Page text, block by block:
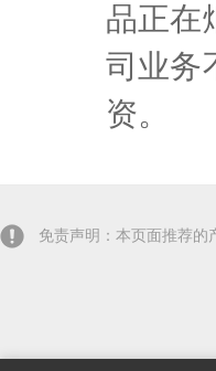
品正在
司业务
资。
免责声明：本页面推荐的